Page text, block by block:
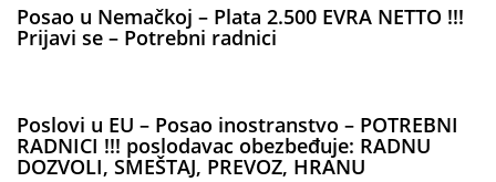
Posao u Nemačkoj – Plata 2.500 EVRA NETTO !!!
Prijavi se – Potrebni radnici
Poslovi u EU – Posao inostranstvo – POTREBNI
RADNICI !!! poslodavac obezbeđuje: RADNU
DOZVOLI, SMEŠTAJ, PREVOZ, HRANU